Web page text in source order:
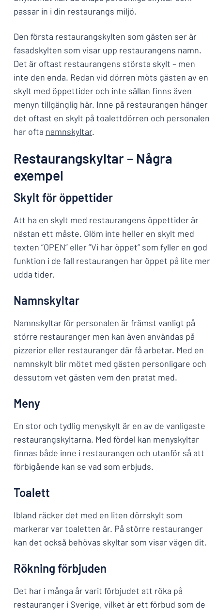
passar in i din restaurangs miljö.
Den första restaurangskylten som gästen ser är
fasadskylten som visar upp restaurangens namn.
Det är oftast restaurangens största skylt – men
inte den enda. Redan vid dörren möts gästen av en
skylt med öppettider och inte sällan finns även
menyn tillgänglig här. Inne på restaurangen hänger
det oftast en skylt på toalettdörren och personalen
har ofta namnskyltar.
Restaurangskyltar – Några
exempel
Skylt för öppettider
Att ha en skylt med restaurangens öppettider är
nästan ett måste. Glöm inte heller en skylt med
texten ”OPEN” eller ”Vi har öppet” som fyller en god
funktion i de fall restaurangen har öppet på lite mer
udda tider.
Namnskyltar
Namnskyltar för personalen är främst vanligt på
större restauranger men kan även användas på
pizzerior eller restauranger där få arbetar. Med en
namnskylt blir mötet med gästen personligare och
dessutom vet gästen vem den pratat med.
Meny
En stor och tydlig menyskylt är en av de vanligaste
restaurangskyltarna. Med fördel kan menyskyltar
finnas både inne i restaurangen och utanför så att
förbigående kan se vad som erbjuds.
Toalett
Ibland räcker det med en liten dörrskylt som
markerar var toaletten är. På större restauranger
kan det också behövas skyltar som visar vägen dit.
Rökning förbjuden
Det har i många år varit förbjudet att röka på
restauranger i Sverige, vilket är ett förbud som de